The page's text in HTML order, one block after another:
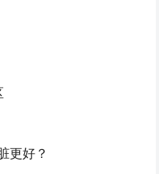
更好？